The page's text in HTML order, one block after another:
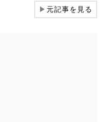
▶元記事を見る